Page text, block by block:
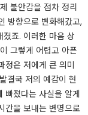
불안감을 점차 정리
방향으로 변화해갔고,
죠. 이러한 마음 상
그렇게 어렵고 아픈
정은 저에게 큰 의미
결국 저의 예감이 현
빠졌다는 사실을 알게
간을 보내는 변명으로